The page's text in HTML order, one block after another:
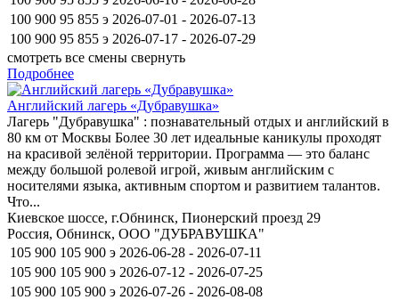
100 900 95 855 э 2026-07-01 - 2026-07-13
100 900 95 855 э 2026-07-17 - 2026-07-29
смотреть все смены свернуть
Подробнее
Английский лагерь «Дубравушка»
Лагерь "Дубравушка" : познавательный отдых и английский в
80 км от Москвы Более 30 лет идеальные каникулы проходят
на красивой зелёной территории. Программа — это баланс
между большой ролевой игрой, живым английским с
носителями языка, активным спортом и развитием талантов.
Что...
Киевское шоссе, г.Обнинск, Пионерский проезд 29
Россия, Обнинск, ООО "ДУБРАВУШКА"
105 900 105 900 э 2026-06-28 - 2026-07-11
105 900 105 900 э 2026-07-12 - 2026-07-25
105 900 105 900 э 2026-07-26 - 2026-08-08